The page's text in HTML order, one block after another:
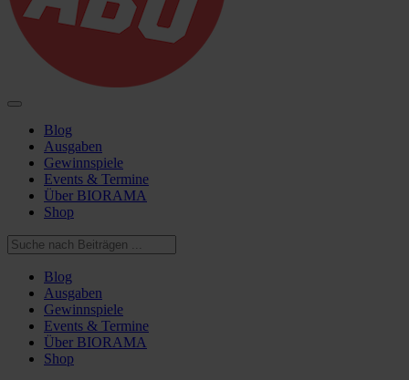
Blog
Ausgaben
Gewinnspiele
Events & Termine
Über BIORAMA
Shop
Blog
Ausgaben
Gewinnspiele
Events & Termine
Über BIORAMA
Shop